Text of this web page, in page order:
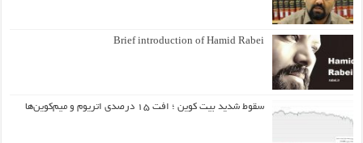
Brief introduction of Hamid Rabei
سقوط شدید بیت کوین ؛ افت ۱۵ درصدی اتریوم و میم‌کوین‌ها